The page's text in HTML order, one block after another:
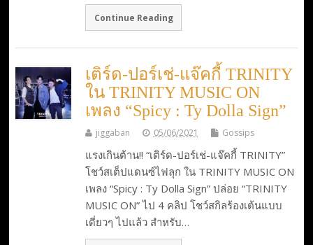
Continue Reading
เติร์ด-ปอร์เช่-แจ๊คกี้ TRINITY
ใน TRINITY MUSIC ON
เพลง “Spicy : Ty Dolla Sign”
jiggaban 05/06/2021 Gossips
แรงเกินต้าน!! “เติร์ด-ปอร์เช่-แจ๊คกี้ TRINITY”
โชว์สเต็ปแดนซ์ไฟลุก ใน TRINITY MUSIC ON
เพลง “Spicy : Ty Dolla Sign” ปล่อย “TRINITY
MUSIC ON” ไป 4 คลิป โชว์สกิลร้องเต้นแบบ
เดี่ยวๆ ไปแล้ว สำหรับ…